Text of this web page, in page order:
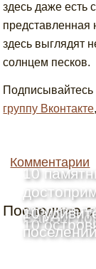
здесь даже есть
представленная
здесь выглядят
солнцем песков.
Подписывайтесь
группу Вконтакте
Комментарии
Последние
10
уголков
Самый
10
10